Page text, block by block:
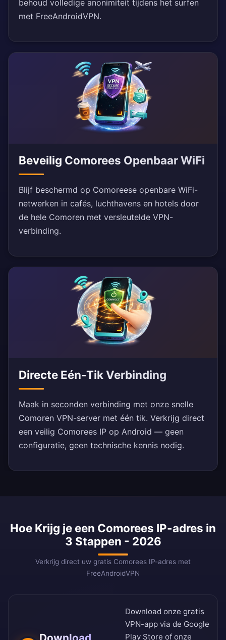
behoud volledige anonimiteit tijdens het surfen
met FreeAndroidVPN.
Beveilig Comorees Openbaar WiFi
Blijf beschermd op Comoreese openbare WiFi-
netwerken in cafés, luchthavens en hotels door
de hele Comoren met versleutelde VPN-
verbinding.
Directe Eén-Tik Verbinding
Maak in seconden verbinding met onze snelle
Comoren VPN-server met één tik. Verkrijg direct
een veilig Comorees IP op Android — geen
configuratie, geen technische kennis nodig.
Hoe Krijg je een Comorees IP-adres in
3 Stappen - 2026
Verkrijg direct uw gratis Comorees IP-adres met
FreeAndroidVPN
Download onze gratis
VPN-app via de Google
Play Store of onze